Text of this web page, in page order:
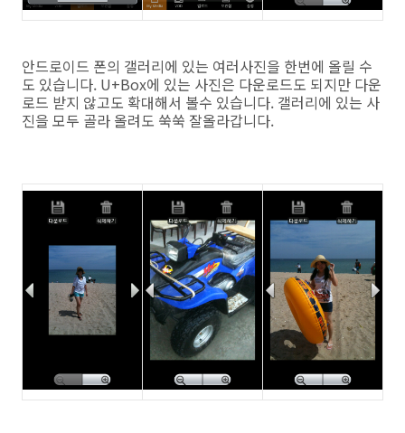
안드로이드 폰의 갤러리에 있는 여러사진을 한번에 올릴 수
도 있습니다. U+Box에 있는 사진은 다운로드도 되지만 다운
로드 받지 않고도 확대해서 볼수 있습니다. 갤러리에 있는 사
진을 모두 골라 올려도 쑥쑥 잘올라갑니다.